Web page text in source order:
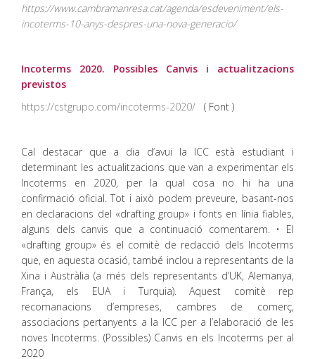
https://www.cambramanresa.cat/agenda/esdeveniment/els-
incoterms-10-anys-despres-una-nova-generacio/
Incoterms 2020. Possibles Canvis i actualitzacions
previstos
https://cstgrupo.com/incoterms-2020/ ( Font )
Cal destacar que a dia d’avui la ICC està estudiant i
determinant les actualitzacions que van a experimentar els
Incoterms en 2020, per la qual cosa no hi ha una
confirmació oficial. Tot i això podem preveure, basant-nos
en declaracions del «drafting group» i fonts en línia fiables,
alguns dels canvis que a continuació comentarem. • El
«drafting group» és el comitè de redacció dels Incoterms
que, en aquesta ocasió, també inclou a representants de la
Xina i Austràlia (a més dels representants d’UK, Alemanya,
França, els EUA i Turquia). Aquest comitè rep
recomanacions d’empreses, cambres de comerç,
associacions pertanyents a la ICC per a l’elaboració de les
noves Incoterms. (Possibles) Canvis en els Incoterms per al
2020